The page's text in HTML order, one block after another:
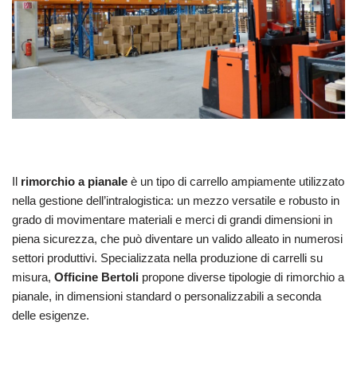
Il rimorchio a pianale è un tipo di carrello ampiamente utilizzato
nella gestione dell’intralogistica: un mezzo versatile e robusto in
grado di movimentare materiali e merci di grandi dimensioni in
piena sicurezza, che può diventare un valido alleato in numerosi
settori produttivi. Specializzata nella produzione di carrelli su
misura, Officine Bertoli propone diverse tipologie di rimorchio a
pianale, in dimensioni standard o personalizzabili a seconda
delle esigenze.